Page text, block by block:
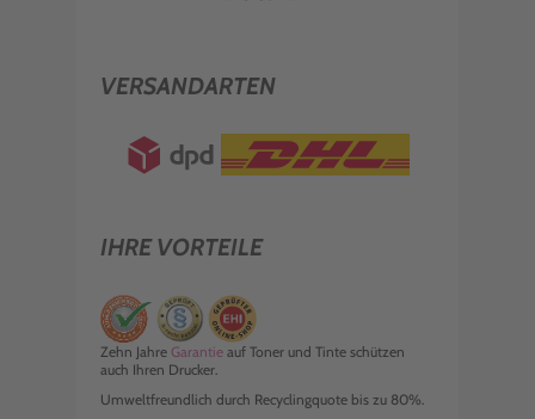
VERSANDARTEN
IHRE VORTEILE
Zehn Jahre Garantie auf Toner und Tinte schützen
auch Ihren Drucker.
Umweltfreundlich durch Recyclingquote bis zu 80%.